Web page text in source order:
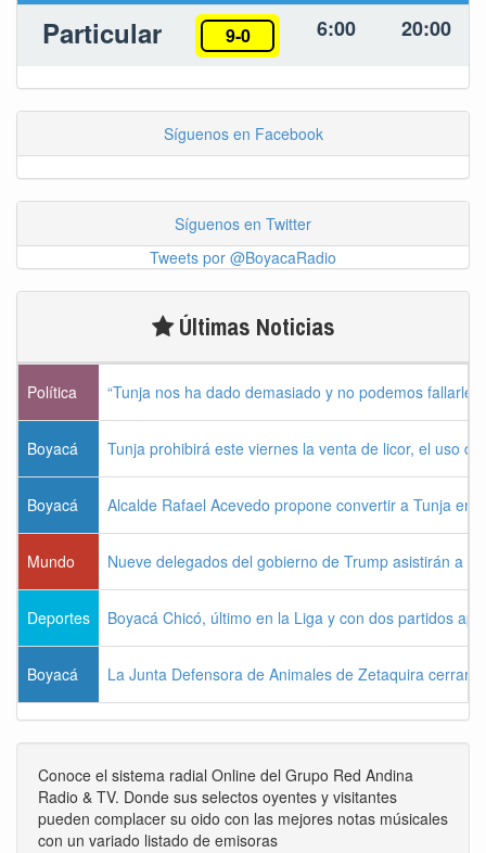
Particular 9-0 6:00 20:00
Síguenos en Facebook
Síguenos en Twitter
Tweets por @BoyacaRadio
Últimas Noticias
Política “Tunja nos ha dado demasiado y no podemos fallarle
Boyacá Tunja prohibirá este viernes la venta de licor, el uso
Boyacá Alcalde Rafael Acevedo propone convertir a Tunja en
Mundo Nueve delegados del gobierno de Trump asistirán a
Deportes Boyacá Chicó, último en la Liga y con dos partidos
Boyacá La Junta Defensora de Animales de Zetaquira cerrará
Conoce el sistema radial Online del Grupo Red Andina
Radio & TV. Donde sus selectos oyentes y visitantes
pueden complacer su oido con las mejores notas músicales
con un variado listado de emisoras